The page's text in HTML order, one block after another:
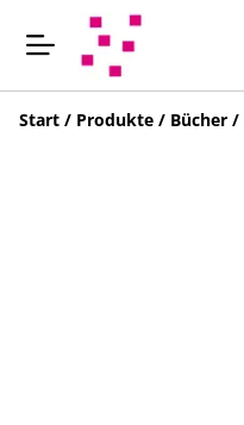
Start / Produkte / Bücher /